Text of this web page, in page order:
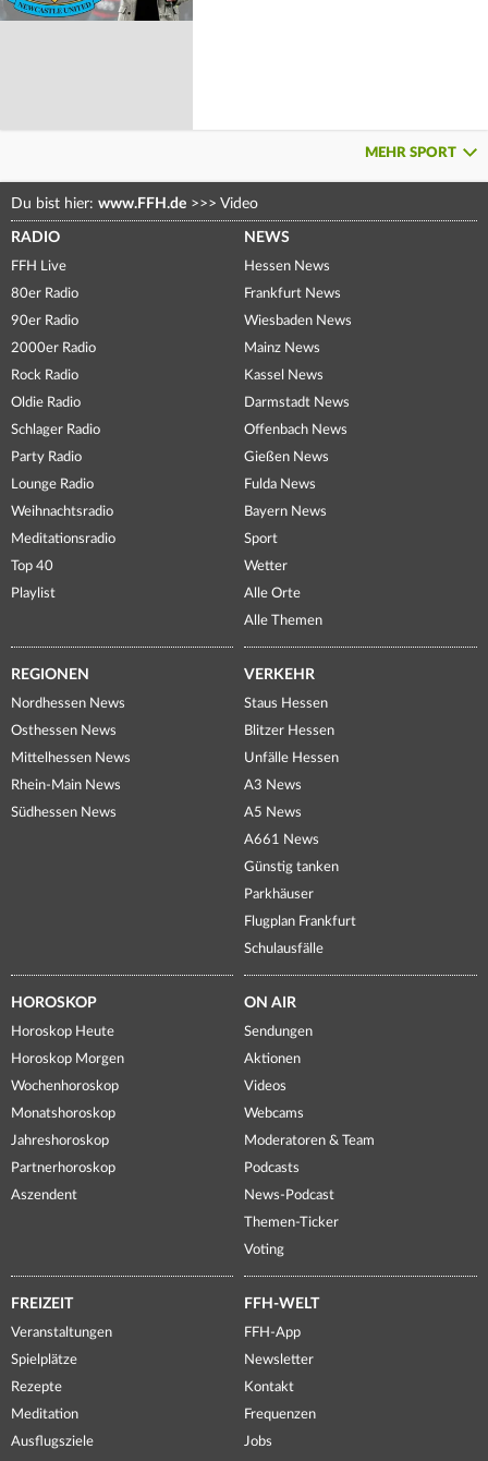
MEHR SPORT
Du bist hier: www.FFH.de >>> Video
RADIO
FFH Live
80er Radio
90er Radio
2000er Radio
Rock Radio
Oldie Radio
Schlager Radio
Party Radio
Lounge Radio
Weihnachtsradio
Meditationsradio
Top 40
Playlist
NEWS
Hessen News
Frankfurt News
Wiesbaden News
Mainz News
Kassel News
Darmstadt News
Offenbach News
Gießen News
Fulda News
Bayern News
Sport
Wetter
Alle Orte
Alle Themen
REGIONEN
Nordhessen News
Osthessen News
Mittelhessen News
Rhein-Main News
Südhessen News
VERKEHR
Staus Hessen
Blitzer Hessen
Unfälle Hessen
A3 News
A5 News
A661 News
Günstig tanken
Parkhäuser
Flugplan Frankfurt
Schulausfälle
HOROSKOP
Horoskop Heute
Horoskop Morgen
Wochenhoroskop
Monatshoroskop
Jahreshoroskop
Partnerhoroskop
Aszendent
ON AIR
Sendungen
Aktionen
Videos
Webcams
Moderatoren & Team
Podcasts
News-Podcast
Themen-Ticker
Voting
FREIZEIT
Veranstaltungen
Spielplätze
Rezepte
Meditation
Ausflugsziele
FFH-WELT
FFH-App
Newsletter
Kontakt
Frequenzen
Jobs